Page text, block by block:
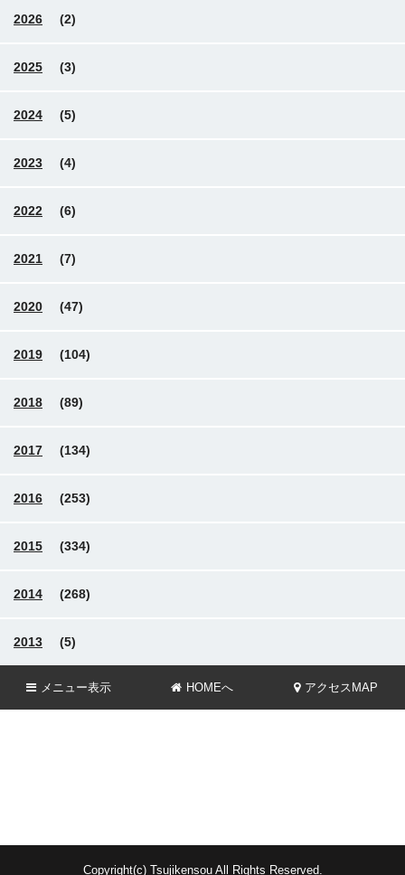
2026 (2)
2025 (3)
2024 (5)
2023 (4)
2022 (6)
2021 (7)
2020 (47)
2019 (104)
2018 (89)
2017 (134)
2016 (253)
2015 (334)
2014 (268)
2013 (5)
メニュー表示 HOMEへ アクセスMAP
Copyright(c) Tsujikensou All Rights Reserved.